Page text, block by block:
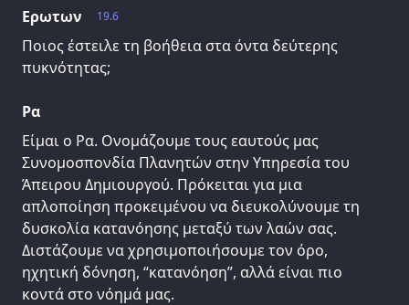
19.6
Ερωτων
Ποιος έστειλε τη βοήθεια στα όντα δεύτερης
πυκνότητας;
Ρα
Είμαι ο Ρα. Ονομάζουμε τους εαυτούς μας
Συνομοσπονδία Πλανητών στην Υπηρεσία του
Άπειρου Δημιουργού. Πρόκειται για μια
απλοποίηση προκειμένου να διευκολύνουμε τη
δυσκολία κατανόησης μεταξύ των λαών σας.
Διστάζουμε να χρησιμοποιήσουμε τον όρο,
ηχητική δόνηση, “κατανόηση”, αλλά είναι πιο
κοντά στο νόημά μας.